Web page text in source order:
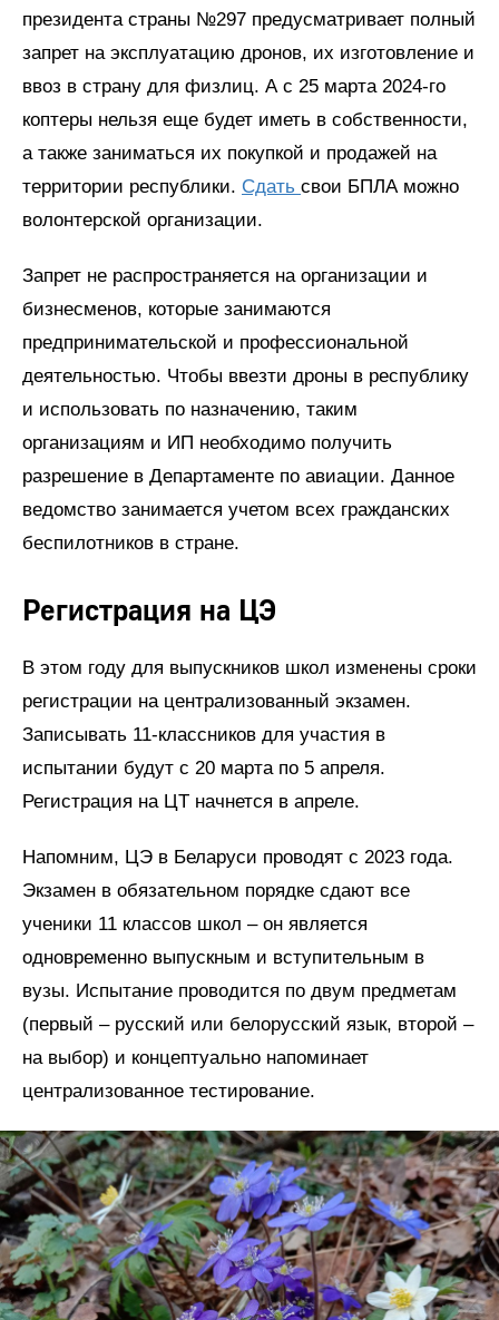
президента страны №297 предусматривает полный
запрет на эксплуатацию дронов, их изготовление и
ввоз в страну для физлиц. А с 25 марта 2024-го
коптеры нельзя еще будет иметь в собственности,
а также заниматься их покупкой и продажей на
территории республики. Сдать свои БПЛА можно
волонтерской организации.
Запрет не распространяется на организации и
бизнесменов, которые занимаются
предпринимательской и профессиональной
деятельностью. Чтобы ввезти дроны в республику
и использовать по назначению, таким
организациям и ИП необходимо получить
разрешение в Департаменте по авиации. Данное
ведомство занимается учетом всех гражданских
беспилотников в стране.
Регистрация на ЦЭ
В этом году для выпускников школ изменены сроки
регистрации на централизованный экзамен.
Записывать 11-классников для участия в
испытании будут с 20 марта по 5 апреля.
Регистрация на ЦТ начнется в апреле.
Напомним, ЦЭ в Беларуси проводят с 2023 года.
Экзамен в обязательном порядке сдают все
ученики 11 классов школ – он является
одновременно выпускным и вступительным в
вузы. Испытание проводится по двум предметам
(первый – русский или белорусский язык, второй –
на выбор) и концептуально напоминает
централизованное тестирование.